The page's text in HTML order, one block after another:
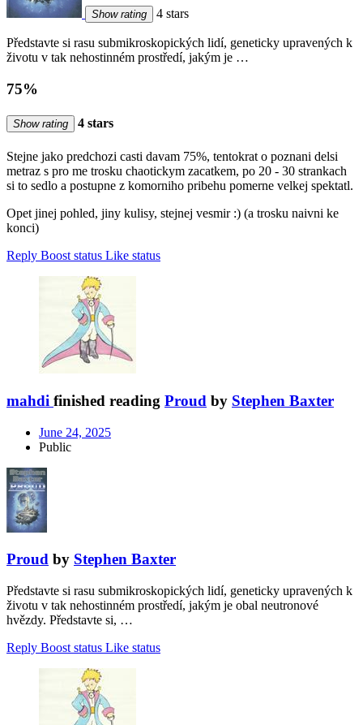
Show rating 4 stars
Představte si rasu submikroskopických lidí, geneticky upravených k
životu v tak nehostinném prostředí, jakým je …
75%
Show rating 4 stars
Stejne jako predchozi casti davam 75%, tentokrat o poznani delsi
metraz s pro me trosku chaotickym zacatkem, po 20 - 30 strankach
si to sedlo a postupne z komorniho pribehu pomerne velkej spektatl.
Opet jinej pohled, jiny kulisy, stejnej vesmir :) (a trosku naivni ke
konci)
Reply Boost status Like status
mahdi finished reading Proud by Stephen Baxter
June 24, 2025
Public
Proud by Stephen Baxter
Představte si rasu submikroskopických lidí, geneticky upravených k
životu v tak nehostinném prostředí, jakým je obal neutronové
hvězdy. Představte si, …
Reply Boost status Like status